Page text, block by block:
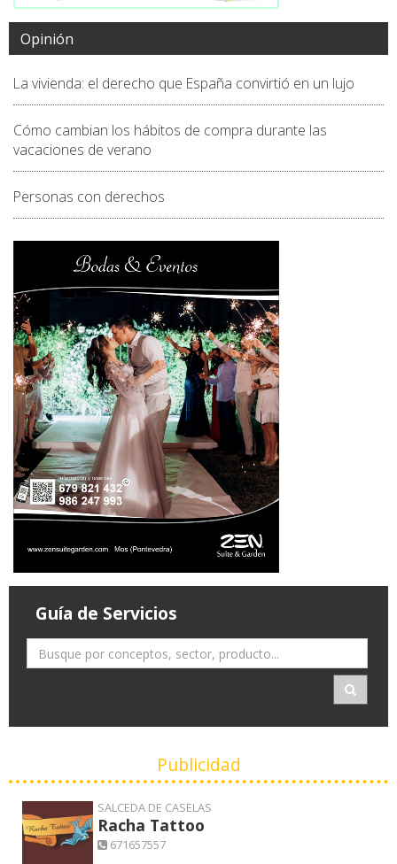
Opinión
La vivienda: el derecho que España convirtió en un lujo
Cómo cambian los hábitos de compra durante las
vacaciones de verano
Personas con derechos
Guía de Servicios
Publicidad
SALCEDA DE CASELAS
Racha Tattoo
671657557